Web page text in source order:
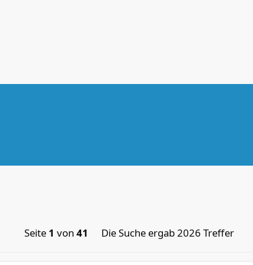
Seite 1 von 41 Die Suche ergab 2026 Treffer